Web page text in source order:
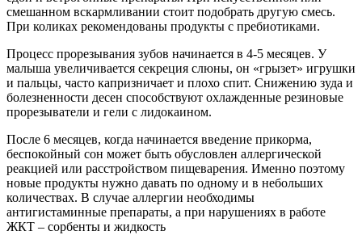
смешанном вскармливании стоит подобрать другую смесь.
При коликах рекомендованы продукты с пребиотиками.
Процесс прорезывания зубов начинается в 4-5 месяцев. У
малыша увеличивается секреция слюны, он «грызет» игрушки
и пальцы, часто капризничает и плохо спит. Снижению зуда и
болезненности десен способствуют охлажденные резиновые
прорезыватели и гели с лидокаином.
После 6 месяцев, когда начинается введение прикорма,
беспокойный сон может быть обусловлен аллергической
реакцией или расстройством пищеварения. Именно поэтому
новые продукты нужно давать по одному и в небольших
количествах. В случае аллергии необходимы
антигистаминные препараты, а при нарушениях в работе
ЖКТ – сорбенты и жидкость